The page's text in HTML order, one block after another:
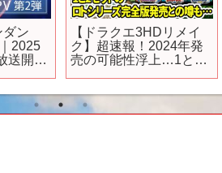
ン
2025
送開
【ドラクエ3HDリメイ
ク】超速報！2024年発
売の可能性浮上…1と2